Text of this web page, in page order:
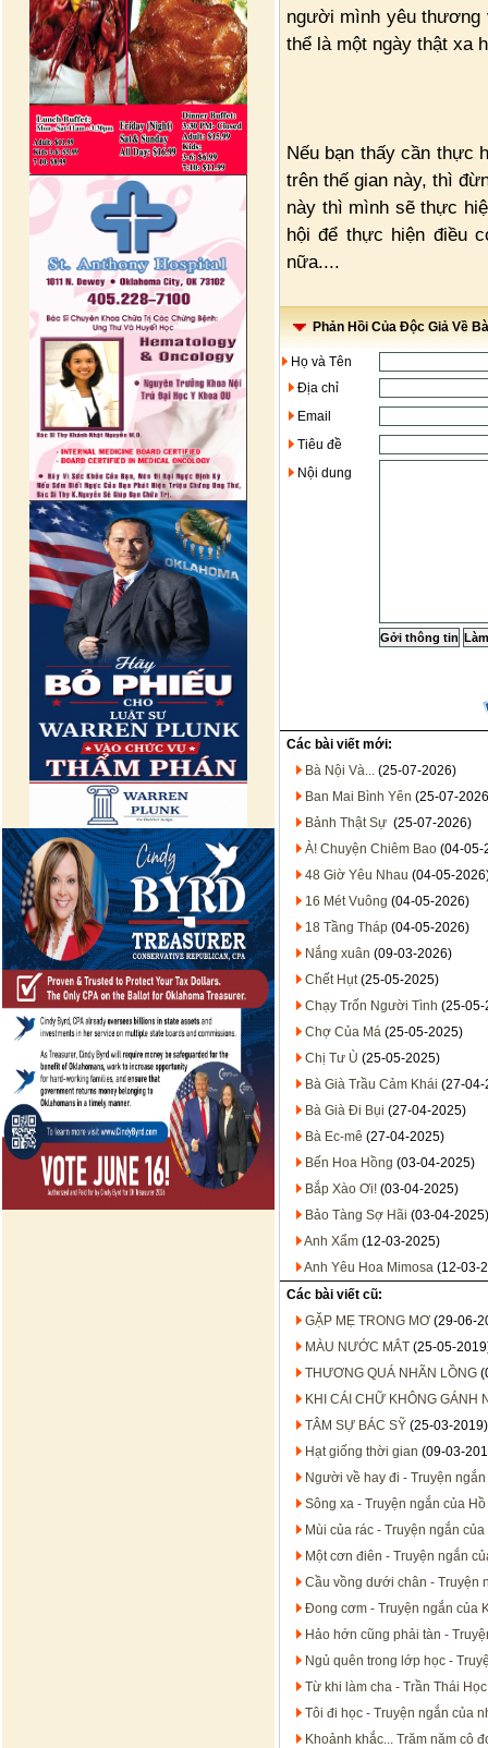
người mình yêu
thể là một ngày thật xa
Nếu bạn thấy cần thực
trên thế gian này, thì
này thì mình sẽ thực
hội để thực hiện điều
nữa....
Phản Hồi Của Độc Giả Về
Họ và Tên
Địa chỉ
Email
Tiêu đề
Nội dung
Các bài viết mới:
Bà Nội Và... (25-07-2026)
Ban Mai Bình Yên (25-07-
Bảnh Thật Sự (25-07-2026)
À! Chuyện Chiêm Bao (04-05-
48 Giờ Yêu Nhau (04-05-
16 Mét Vuông (04-05-2026)
18 Tầng Tháp (04-05-2026)
Nắng xuân (09-03-2026)
Chết Hụt(25-05-2025)
Chạy Trốn Người Tình (25-05-
Chợ Của Má (25-05-2025)
Chị Tư Ù (25-05-2025)
Bà Già Trầu Cảm Khái (27-04-
Bà Già Đi Bụi (27-04-2025)
Bà Ec-mê (27-04-2025)
Bến Hoa Hồng (03-04-2025)
Bắp Xào Ơi! (03-04-2025)
Bảo Tàng Sợ Hãi (03-04-2025)
Anh Xẩm (12-03-2025)
Anh Yêu Hoa Mimosa (12-03-
Các bài viết cũ:
GẶP MẸ TRONG MƠ (29-06-
MÀU NƯỚC MẮT (25-05-
THƯƠNG QUÁ NHÃN LỒNG
KHI CÁI CHỮ KHÔNG GÁNH
TÂM SỰ BÁC SỸ (25-03-2019)
Hạt giống thời gian (09-03-
Người về hay đi - Truyện
Sông xa - Truyện ngắn của
Mùi của rác - Truyện ngắn
Một cơn điên - Truyện ngắn
Cầu vồng dưới chân - Truyện
Đong cơm - Truyện ngắn của
Hảo hớn cũng phải tàn -
Ngủ quên trong lớp học -
Từ khi làm cha - Trần Thái Học
Tôi đi học - Truyện ngắn của
Khoảnh khắc... Trăm năm cô